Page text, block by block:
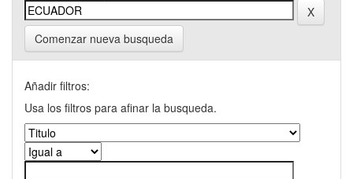
Comenzar nueva busqueda
Añadir filtros:
Usa los filtros para afinar la busqueda.